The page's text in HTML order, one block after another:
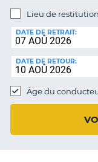
Lieu de
DE
RESTITUTION:
DATE DE RETRAIT:
DATE DE RETOUR:
Âge du